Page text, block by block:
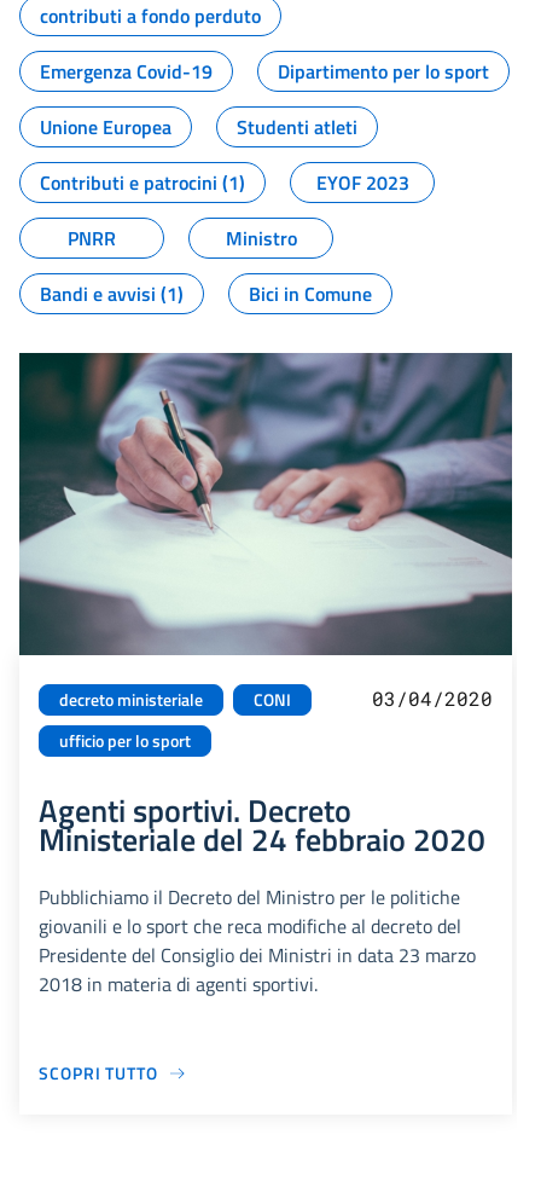
contributi a fondo perduto
Emergenza Covid-19
Dipartimento per lo sport
Unione Europea
Studenti atleti
Contributi e patrocini (1)
EYOF 2023
PNRR
Ministro
Bandi e avvisi (1)
Bici in Comune
decreto ministeriale
CONI
ufficio per lo sport
03/04/2020
Agenti sportivi. Decreto
Ministeriale del 24 febbraio 2020
Pubblichiamo il Decreto del Ministro per le politiche
giovanili e lo sport che reca modifiche al decreto del
Presidente del Consiglio dei Ministri in data 23 marzo
2018 in materia di agenti sportivi.
SCOPRI TUTTO